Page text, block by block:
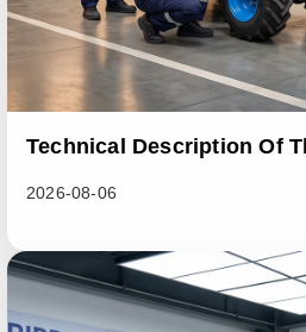
Technical Description Of
2026-08-06